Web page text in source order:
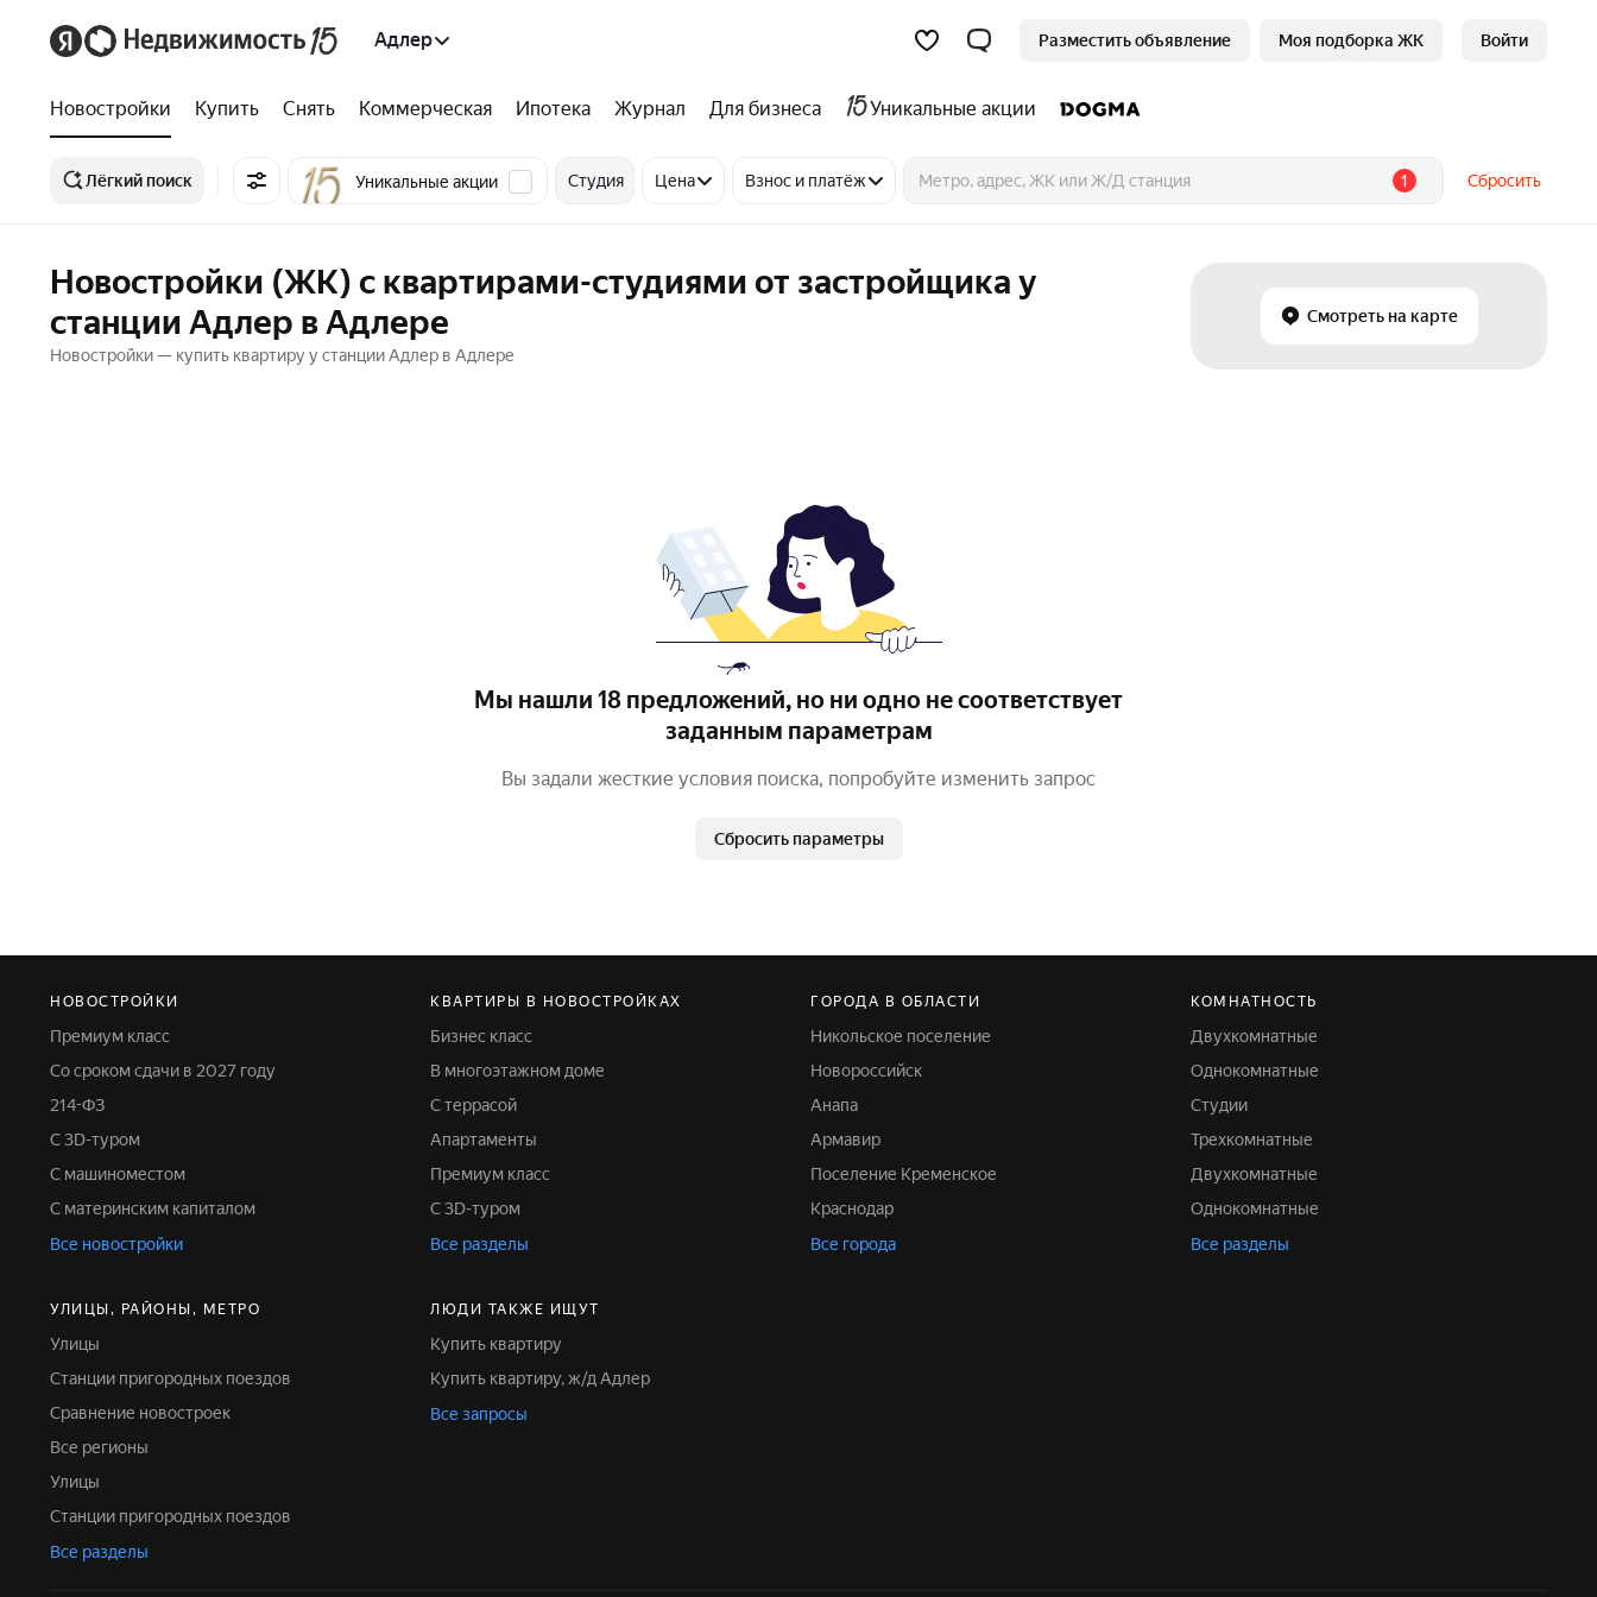
Адлер Разместить объявление Моя подборка ЖК Войти
Новостройки Купить Снять Коммерческая Ипотека Журнал Для бизнеса Уникальные акции
Лёгкий поиск Уникальные акции Студия Цена Взнос и платёж 1 Сбросить
Новостройки (ЖК) с квартирами-студиями от застройщика у
станции Адлер в Адлере
Новостройки — купить квартиру у станции Адлер в Адлере
Смотреть на карте
Мы нашли 18 предложений, но ни одно не соответствует
заданным параметрам
Вы задали жесткие условия поиска, попробуйте изменить запрос
Сбросить параметры
НОВОСТРОЙКИ
Премиум класс
Со сроком сдачи в 2027 году
214-ФЗ
С 3D-туром
С машиноместом
С материнским капиталом
Все новостройки
КВАРТИРЫ В НОВОСТРОЙКАХ
Бизнес класс
В многоэтажном доме
С террасой
Апартаменты
Премиум класс
С 3D-туром
Все разделы
ГОРОДА В ОБЛАСТИ
Никольское поселение
Новороссийск
Анапа
Армавир
Поселение Кременское
Краснодар
Все города
КОМНАТНОСТЬ
Двухкомнатные
Однокомнатные
Студии
Трехкомнатные
Двухкомнатные
Однокомнатные
Все разделы
УЛИЦЫ, РАЙОНЫ, МЕТРО
Улицы
Станции пригородных поездов
Сравнение новостроек
Все регионы
Улицы
Станции пригородных поездов
Все разделы
ЛЮДИ ТАКЖЕ ИЩУТ
Купить квартиру
Купить квартиру, ж/д Адлер
Все запросы